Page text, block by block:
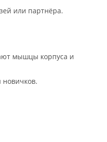
или партнёра.
мышцы корпуса и
новичков.